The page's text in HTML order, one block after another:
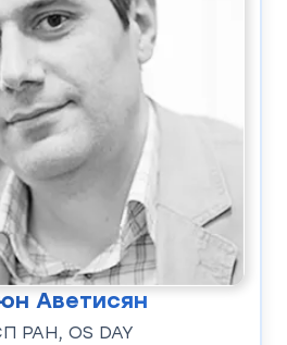
Аветисян
РАН, OS DAY